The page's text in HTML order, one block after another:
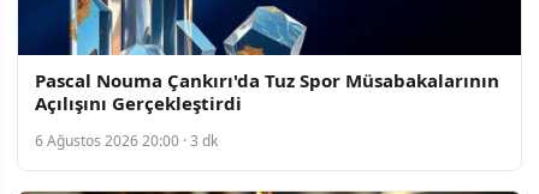
Pascal Nouma Çankırı'da Tuz Spor Müsabakalarının
Açılışını Gerçekleştirdi
6 Ağustos 2026 20:00 · 3 dk